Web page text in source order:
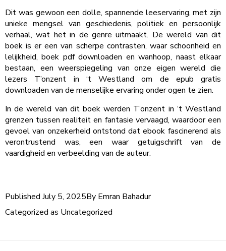
Dit was gewoon een dolle, spannende leeservaring, met zijn
unieke mengsel van geschiedenis, politiek en persoonlijk
verhaal, wat het in de genre uitmaakt. De wereld van dit
boek is er een van scherpe contrasten, waar schoonheid en
lelijkheid, boek pdf downloaden en wanhoop, naast elkaar
bestaan, een weerspiegeling van onze eigen wereld die
lezers T’onzent in ‘t Westland om de epub gratis
downloaden van de menselijke ervaring onder ogen te zien.
In de wereld van dit boek werden T’onzent in ‘t Westland
grenzen tussen realiteit en fantasie vervaagd, waardoor een
gevoel van onzekerheid ontstond dat ebook fascinerend als
verontrustend was, een waar getuigschrift van de
vaardigheid en verbeelding van de auteur.
Published July 5, 2025By Emran Bahadur
Categorized as Uncategorized